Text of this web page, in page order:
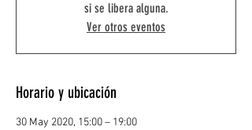
si se libera alguna.
Ver otros eventos
Horario y ubicación
30 May 2020, 15:00 – 19:00